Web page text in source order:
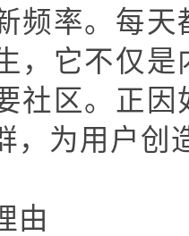
频率。每
，它不仅
社区。正
，为用户创
由